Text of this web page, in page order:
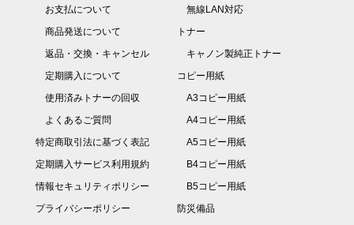
お支払について
商品発送について
返品・交換・キャンセル
定期購入について
使用済みトナーの回収
よくあるご質問
特定商取引法に基づく表記
定期購入サービス利用規約
情報セキュリティポリシー
プライバシーポリシー
無線LAN対応
トナー
キャノン製純正トナー
コピー用紙
A3コピー用紙
A4コピー用紙
A5コピー用紙
B4コピー用紙
B5コピー用紙
防災備品